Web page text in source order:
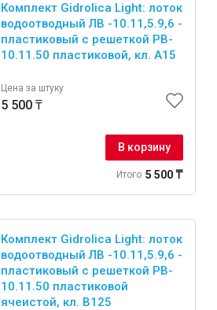
Комплект Gidrolica Light: лоток
водоотводный ЛВ -10.11,5.9,6 -
пластиковый с решеткой РВ-
10.11.50 пластиковой, кл. A15
Цена за штуку
5 500 ₸
В корзину
Итого 5 500 ₸
Комплект Gidrolica Light: лоток
водоотводный ЛВ -10.11,5.9,6 -
пластиковый с решеткой РВ-
10.11.50 пластиковой
ячеистой, кл. B125